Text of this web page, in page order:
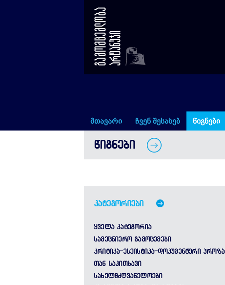
მთავარი ჩვენ შესახებ წიგნები
ᲬᲘᲒᲜᲔᲑᲘ
კატეგორიები
ᲧᲕᲔᲚᲐ ᲙᲐᲢᲔᲒᲝᲠᲘᲐ
ᲡᲐᲛᲔᲪᲜᲘᲔᲠᲝ ᲒᲐᲛᲝᲪᲔᲛᲔᲑᲘ
ᲙᲠᲘᲢᲘᲙᲐ-ᲔᲡᲔᲘᲡᲢᲘᲙᲐ-ᲓᲝᲙᲣᲛᲔᲜᲢᲣᲠᲘ ᲞᲠᲝᲖᲐ
ᲗᲐᲜ ᲡᲐᲙᲘᲗᲮᲐᲕᲘ
ᲡᲐᲮᲔᲚᲛᲫᲦᲕᲐᲜᲔᲚᲝᲔᲑᲘ